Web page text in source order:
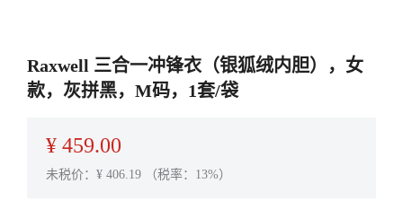
Raxwell 三合一冲锋衣（银狐绒内胆），女
款，灰拼黑，M码，1套/袋
¥ 459.00
未税价：¥ 406.19 （税率：13%）